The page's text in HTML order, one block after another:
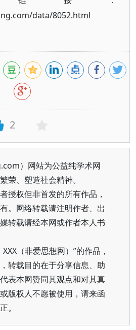
data/8052.html
2
）网站为公益纯学术网
荣、塑造社会精神。
授权但非首发的所有作品，
。网络转载请注明作者、出
转载请经本网或作者本人书
（非爱思想网）”的作品，
转载目的在于分享信息、助
表本网赞同其观点和对其真
版权人不愿被使用，请来函
。